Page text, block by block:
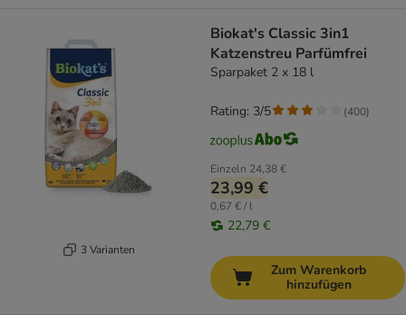
3 Varianten
Biokat's Classic 3in1
Katzenstreu Parfümfrei
Sparpaket 2 x 18 l
Einzeln 24,38 €
23,99 €
0,67 € / l
22,79 €
Rating: 3/5 (400)
Zum Warenkorb
hinzufügen